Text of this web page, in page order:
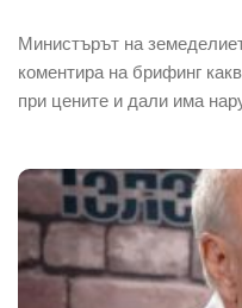
Министърът на
коментира на брифинг
при цените и дали има